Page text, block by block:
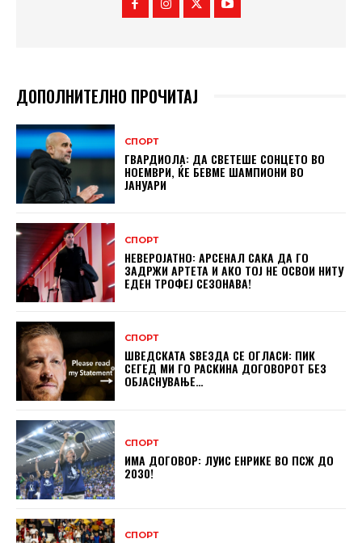
ДОПОЛНИТЕЛНО ПРОЧИТАЈ
СПОРТ
ГВАРДИОЛА: ДА СВЕТЕШЕ СОНЦЕТО ВО
НОЕМВРИ, ЌЕ БЕВМЕ ШАМПИОНИ ВО
ЈАНУАРИ
СПОРТ
НЕВЕРОЈАТНО: АРСЕНАЛ САКА ДА ГО
ЗАДРЖИ АРТЕТА И АКО ТОЈ НЕ ОСВОИ НИТУ
ЕДЕН ТРОФЕЈ СЕЗОНАВА!
СПОРТ
ШВЕДСКАТА ЅВЕЗДА СЕ ОГЛАСИ: ПИК
СЕГЕД МИ ГО РАСКИНА ДОГОВОРОТ БЕЗ
ОБЈАСНУВАЊЕ…
СПОРТ
ИМА ДОГОВОР: ЛУИС ЕНРИКЕ ВО ПСЖ ДО
2030!
СПОРТ